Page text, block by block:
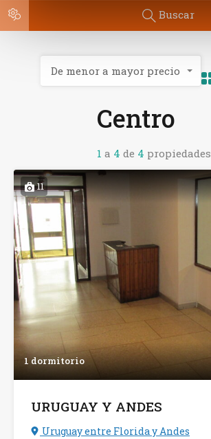
Buscar
Centro
1 a 4 de 4 propiedades
De menor a mayor precio
11
1 dormitorio
URUGUAY Y ANDES
Uruguay entre Florida y Andes